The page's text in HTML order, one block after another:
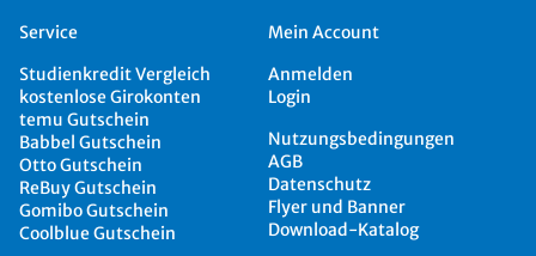
Service
Studienkredit Vergleich
kostenlose Girokonten
temu Gutschein
Babbel Gutschein
Otto Gutschein
ReBuy Gutschein
Gomibo Gutschein
Coolblue Gutschein
Mein Account
Anmelden
Login
Nutzungsbedingungen
AGB
Datenschutz
Flyer und Banner
Download-Katalog